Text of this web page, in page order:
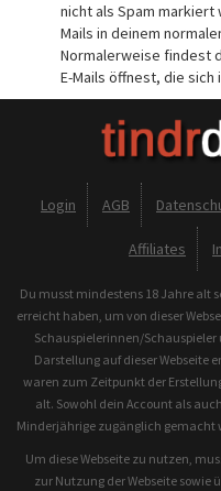
nicht als Spam markiert
Mails in deinem
Normalerweise findest
E-Mails öffnest, die
Login AGB
Affiliates
Du musst mindestens 18 Jahre alt
erreicht haben, um von dieser
Schauspielerinnen/Schauspieler
Darstellung auf dieser Webseite
waren zum Zeitpunkt der
alt. Sowohl dein Account als
Minderjährige zugänglich gemacht
Um diese Webseite zu nutzen,
zur Nutzung der Webseite sowie